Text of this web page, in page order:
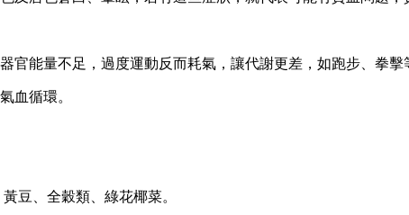
官能量不足，過度運動反而耗氣，讓代謝更差，如跑步、拳擊
血循環。
豆、全穀類、綠花椰菜。